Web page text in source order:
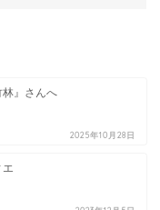
』さんへ
2025年10月28日
エ